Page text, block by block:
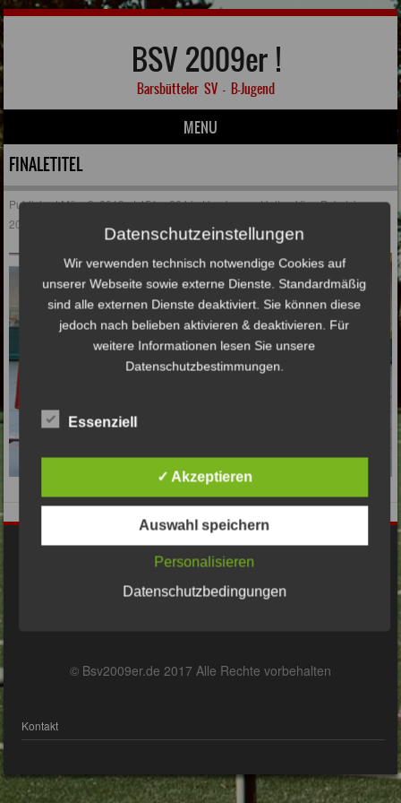
BSV 2009er !
Barsbütteler SV – B-Jugend
MENU
Skip to content
FINALETITEL
PublishedMärz 3, 2019at451 × 264inHamburger Hallen-Vize-Pokalsieger
2018/2019 !
© Bsv2009er.de 2017 Alle Rechte vorbehalten
Kontakt
Datenschutzeinstellungen
Wir verwenden technisch notwendige Cookies auf
unserer Webseite sowie externe Dienste. Standardmäßig
sind alle externen Dienste deaktiviert. Sie können diese
jedoch nach belieben aktivieren & deaktivieren. Für
weitere Informationen lesen Sie unsere
Datenschutzbestimmungen.
Essenziell
✓ Akzeptieren
Auswahl speichern
Personalisieren
Datenschutzbedingungen